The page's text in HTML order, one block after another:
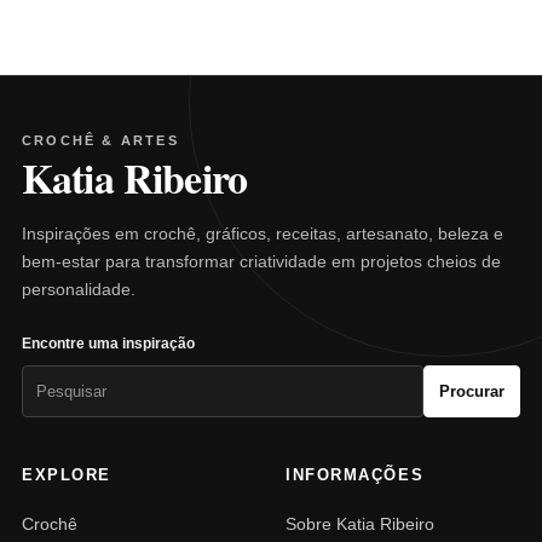
CROCHÊ & ARTES
Katia Ribeiro
Inspirações em crochê, gráficos, receitas, artesanato, beleza e
bem-estar para transformar criatividade em projetos cheios de
personalidade.
Encontre uma inspiração
Procurar
EXPLORE
Crochê
INFORMAÇÕES
Sobre Katia Ribeiro